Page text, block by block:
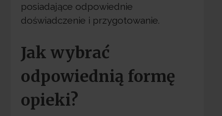
posiadające odpowiednie
doświadczenie i przygotowanie.
Jak wybrać
odpowiednią formę
opieki?